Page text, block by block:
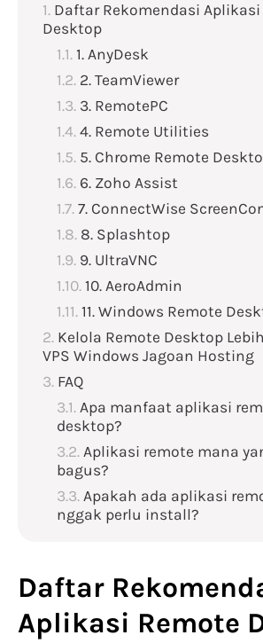
Daftar Rekomendasi Aplikasi
Desktop
1. AnyDesk
2. TeamViewer
3. RemotePC
4. Remote Utilities
5. Chrome Remote
6. Zoho Assist
7. ConnectWise
8. Splashtop
9. UltraVNC
10. AeroAdmin
11. Windows Remote
Kelola Remote Desktop
VPS Windows Jagoan Hosting
FAQ
Apa manfaat aplikasi
desktop?
Aplikasi remote mana
bagus?
Apakah ada aplikasi
nggak perlu install?
Daftar
Aplikasi Remote